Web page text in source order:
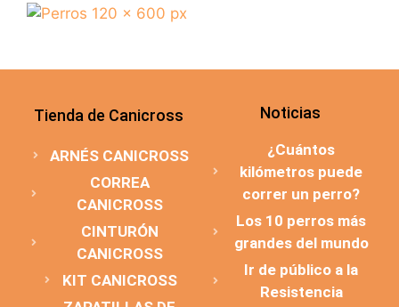
Tienda de Canicross
ARNÉS CANICROSS
CORREA
CANICROSS
CINTURÓN
CANICROSS
KIT CANICROSS
Noticias
¿Cuántos
kilómetros puede
correr un perro?
Los 10 perros más
grandes del mundo
Ir de público a la
Resistencia